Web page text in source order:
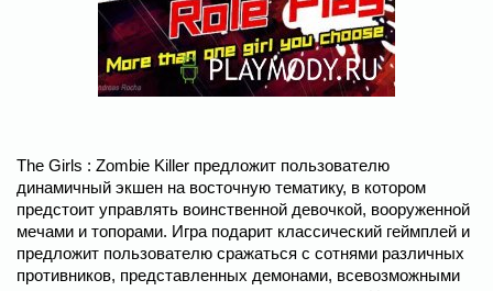
The Girls : Zombie Killer предложит пользователю
динамичный экшен на восточную тематику, в котором
предстоит управлять воинственной девочкой, вооруженной
мечами и топорами. Игра подарит классический геймплей и
предложит пользователю сражаться с сотнями различных
противников, представленных демонами, всевозможными